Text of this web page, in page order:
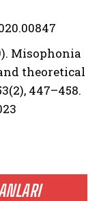
Misophonia
theoretical
447–458.